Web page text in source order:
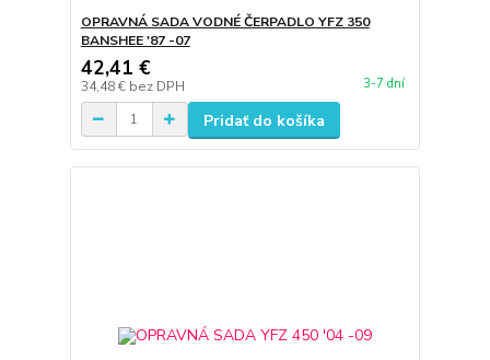
OPRAVNÁ SADA VODNÉ ČERPADLO YFZ 350
BANSHEE '87 -07
42,41 €
34,48 € bez DPH 3-7 dní
Pridať do košíka